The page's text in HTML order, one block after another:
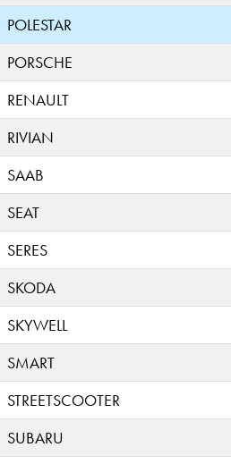
POLESTAR
PORSCHE
RENAULT
RIVIAN
SAAB
SEAT
SERES
SKODA
SKYWELL
SMART
STREETSCOOTER
SUBARU